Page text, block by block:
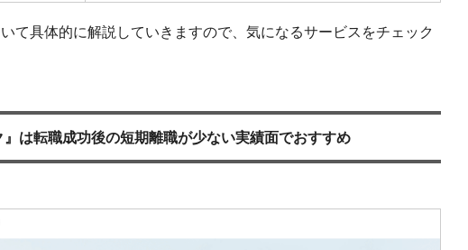
て具体的に解説していきますので、気になるサービスをチェック
』は転職成功後の短期離職が少ない実績面でおすすめ